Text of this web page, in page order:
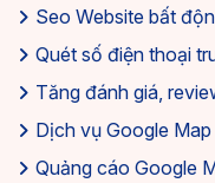
Seo Website bất
Quét số điện thoại
Tăng đánh giá,
Dịch vụ Google Map
Quảng cáo Google